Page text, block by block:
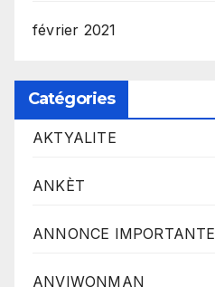
février 2021
Catégories
AKTYALITE
ANKÈT
ANNONCE IMPORTANTE
ANVIWONMAN